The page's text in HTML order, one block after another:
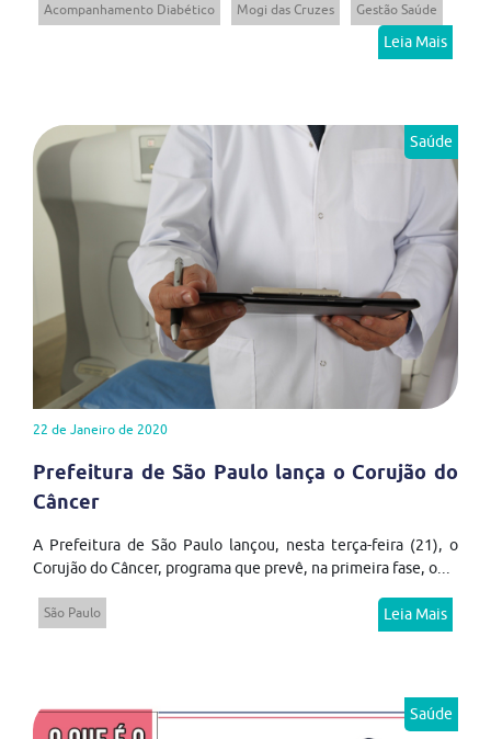
Acompanhamento Diabético Mogi das Cruzes Gestão Saúde
Leia Mais
Saúde
22 de Janeiro de 2020
Prefeitura de São Paulo lança o Corujão do
Câncer
A Prefeitura de São Paulo lançou, nesta terça-feira (21), o
Corujão do Câncer, programa que prevê, na primeira fase, o...
São Paulo Leia Mais
Saúde